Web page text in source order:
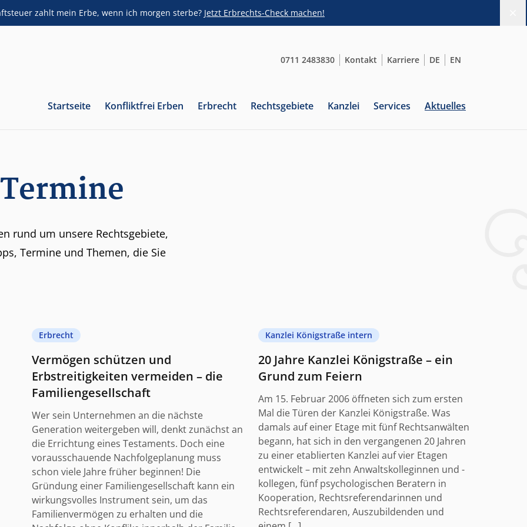
zahlt mein Erbe, wenn ich morgen sterbe? Jetzt Erbrechts-Check machen!
0711 2483830 Kontakt Karriere DE EN
Startseite Konfliktfrei Erben Erbrecht Rechtsgebiete Kanzlei Services Aktuelles
rund um unsere Rechtsgebiete,
Termine und Themen, die Sie
Erbrecht
Vermögen schützen und
Erbstreitigkeiten vermeiden – die
Familiengesellschaft
Wer sein Unternehmen an die nächste
Generation weitergeben will, denkt zunächst an
die Errichtung eines Testaments. Doch eine
vorausschauende Nachfolgeplanung muss
schon viele Jahre früher beginnen! Die
Gründung einer Familiengesellschaft kann ein
wirkungsvolles Instrument sein, um das
Familienvermögen zu erhalten und die
Kanzlei Königstraße intern
20 Jahre Kanzlei Königstraße – ein
Grund zum Feiern
Am 15. Februar 2006 öffneten sich zum ersten
Mal die Türen der Kanzlei Königstraße. Was
damals auf einer Etage mit fünf Rechtsanwälten
begann, hat sich in den vergangenen 20 Jahren
zu einer etablierten Kanzlei auf vier Etagen
entwickelt – mit zehn Anwaltskolleginnen und -
kollegen, fünf psychologischen Beratern in
Kooperation, Rechtsreferendarinnen und
Rechtsreferendaren, Auszubildenden und